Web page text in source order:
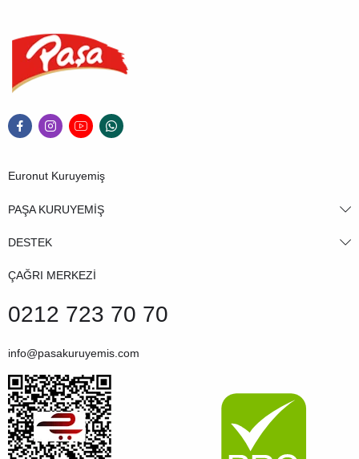
Euronut Kuruyemiş
PAŞA KURUYEMİŞ
DESTEK
ÇAĞRI MERKEZİ
0212 723 70 70
info@pasakuruyemis.com